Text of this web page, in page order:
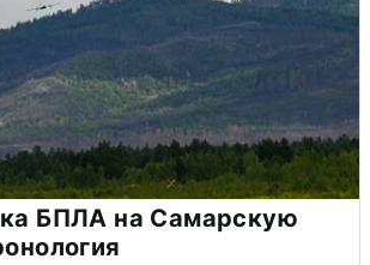
БПЛА на Самарскую